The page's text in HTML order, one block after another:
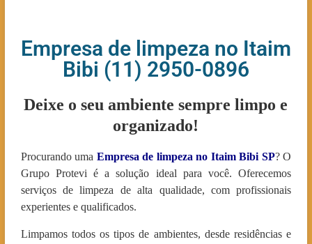
Empresa de limpeza no Itaim
Bibi (11) 2950-0896
Deixe o seu ambiente sempre limpo e
organizado!
Procurando uma Empresa de limpeza no Itaim Bibi SP? O
Grupo Protevi é a solução ideal para você. Oferecemos
serviços de limpeza de alta qualidade, com profissionais
experientes e qualificados.
Limpamos todos os tipos de ambientes, desde residências e